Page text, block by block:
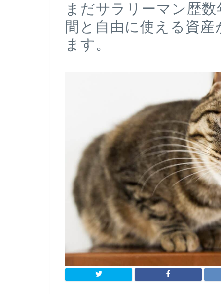
まだサラリーマン歴
間と自由に使える資
ます。